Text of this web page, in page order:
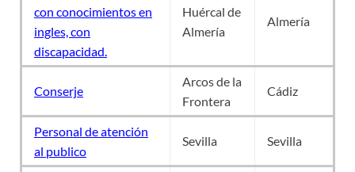
con conocimientos en
ingles, con
discapacidad.
Huércal de
Almería
Almería
Conserje
Arcos de la
Frontera
Cádiz
Personal de atención
al publico
Sevilla Sevilla